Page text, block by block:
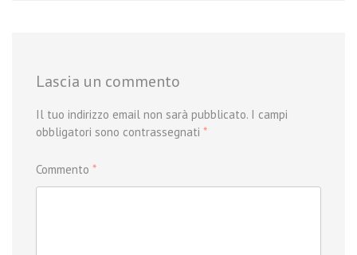
Lascia un commento
Il tuo indirizzo email non sarà pubblicato. I campi
obbligatori sono contrassegnati *
Commento *